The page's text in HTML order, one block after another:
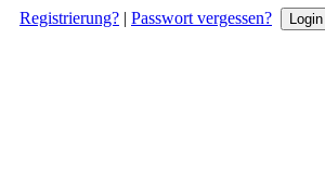
Registrierung? | Passwort vergessen?